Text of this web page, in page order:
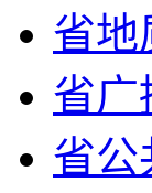
省地
省广
省公